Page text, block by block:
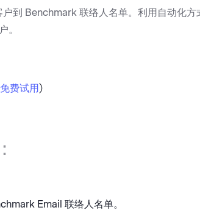
到 Benchmark 联络人名单。利用自动化方
。
免费试用)
Email 联络人名单。